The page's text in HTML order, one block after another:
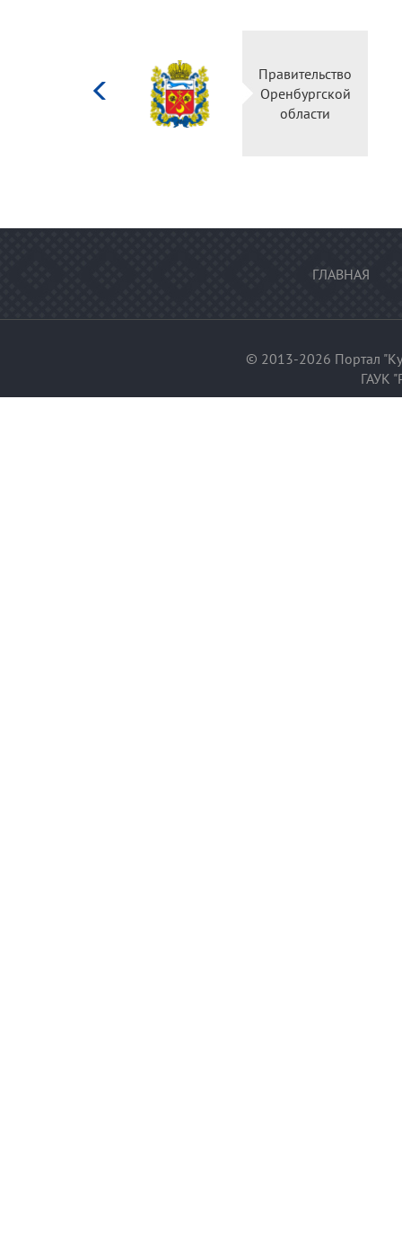
Министерство
культуры
Российской
федерации
ГЛАВНАЯ
© 2013-2026 Портал
ГАУК